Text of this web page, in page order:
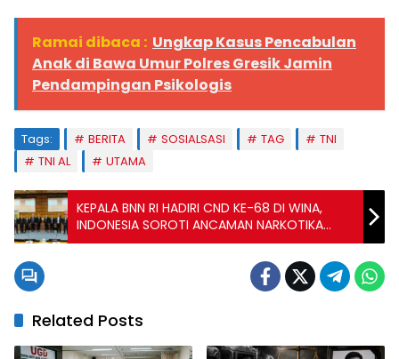
Ramai dibaca : Ungkap Kasus Pencabulan
Anak di Bawa Umur Polres Gresik Jamin
Pendampingan Psikologis
Tags: BERITA SOSIALSASI TAG
TNI
TNI AL
UTAMA
KEPALA BNN RI HADIRI CND KE-68 DI WINA,
INDONESIA SOROTI ANCAMAN NARKOTIKA
SINTETIS
Related Posts